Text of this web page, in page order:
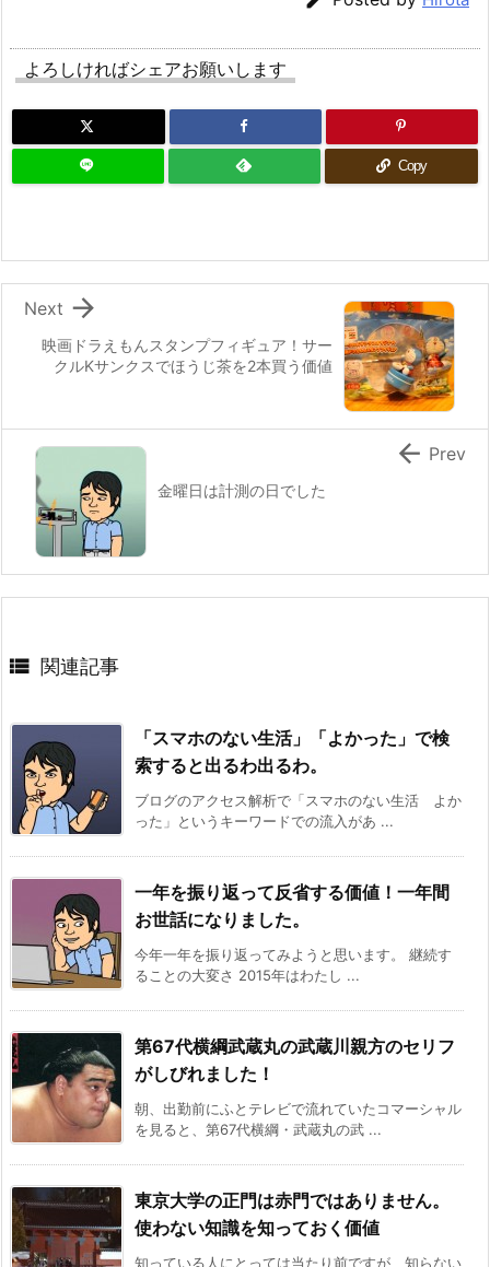
よろしければシェアお願いします
Copy
映画ドラえもんスタンプフィギュア！サー
クルKサンクスでほうじ茶を2本買う価値

Next
金曜日は計測の日でした
 Prev
 関連記事
「スマホのない生活」「よかった」で検
索すると出るわ出るわ。
ブログのアクセス解析で「スマホのない生活 よか
った」というキーワードでの流入があ ...
一年を振り返って反省する価値！一年間
お世話になりました。
今年一年を振り返ってみようと思います。 継続す
ることの大変さ 2015年はわたし ...
第67代横綱武蔵丸の武蔵川親方のセリフ
がしびれました！
朝、出勤前にふとテレビで流れていたコマーシャル
を見ると、第67代横綱・武蔵丸の武 ...
東京大学の正門は赤門ではありません。
使わない知識を知っておく価値
知っている人にとっては当たり前ですが、知らない